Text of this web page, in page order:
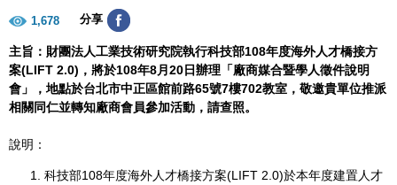
1,678 分享
主旨：財團法人工業技術研究院執行科技部108年度海外人才橋接方
案(LIFT 2.0)，將於108年8月20日辦理「廠商媒合暨學人徵件說明
會」，地點於台北市中正區館前路65號7樓702教室，敬邀貴單位推派
相關同仁並轉知廠商會員參加活動，請查照。
說明：
科技部108年度海外人才橋接方案(LIFT 2.0)於本年度建置人才